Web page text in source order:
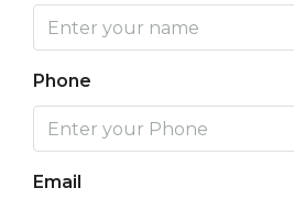
Phone
Email